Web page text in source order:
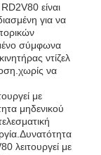
είναι
για να
σύμφωνα
ντίζελ
να
με
μηδενικού
λειτουργεί με